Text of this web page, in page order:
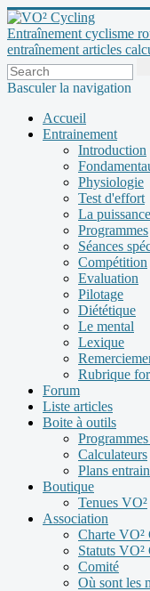
Entraînement cyclisme
entraînement articles
Basculer la navigation
Accueil
Entrainement
Introduction
Physiologie
Test d'effort
La
Programmes
Séances
Compétition
Evaluation
Pilotage
Diététique
Le mental
Lexique
Rubrique
Forum
Liste articles
Boite à outils
Calculateurs
Plans
Boutique
Tenues VO²
Association
Charte VO²
Statuts
Comité
Où sont les